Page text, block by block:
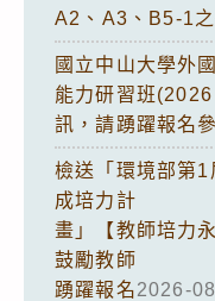
A2、A3、B5-1
國立中山大學外
能力研習班
訊，請踴躍報名
檢送「環境部第
成培力計
畫」【教師培力
鼓勵教師
踴躍報名2026-